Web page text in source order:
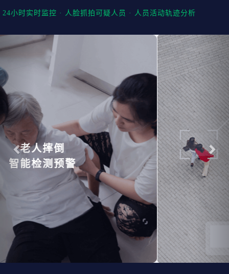
24小时实时监控 · 人脸抓拍可疑人员 · 人员活动轨迹分析
智能监控
陌生人进入小区
Previous